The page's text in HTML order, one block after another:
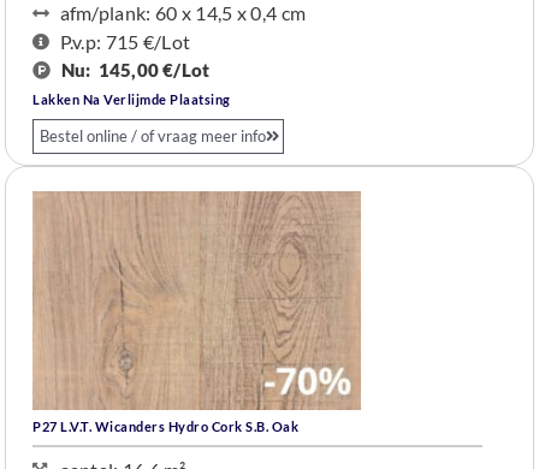
afm/plank: 60 x 14,5 x 0,4 cm
P.v.p: 715 €/Lot
Nu: 145,00 €/Lot
Lakken Na Verlijmde Plaatsing
Bestel online / of vraag meer info
P27 L.V.T. Wicanders Hydro Cork S.B. Oak